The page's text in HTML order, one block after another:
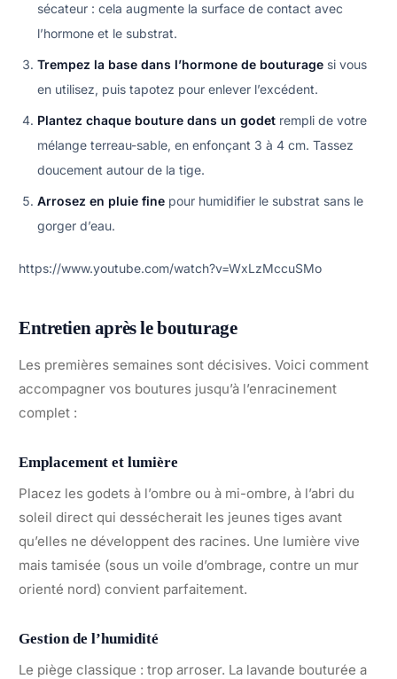
sécateur : cela augmente la surface de contact avec
l’hormone et le substrat.
Trempez la base dans l’hormone de bouturage si vous
en utilisez, puis tapotez pour enlever l’excédent.
Plantez chaque bouture dans un godet rempli de votre
mélange terreau-sable, en enfonçant 3 à 4 cm. Tassez
doucement autour de la tige.
Arrosez en pluie fine pour humidifier le substrat sans le
gorger d’eau.
https://www.youtube.com/watch?v=WxLzMccuSMo
Entretien après le bouturage
Les premières semaines sont décisives. Voici comment
accompagner vos boutures jusqu’à l’enracinement
complet :
Emplacement et lumière
Placez les godets à l’ombre ou à mi-ombre, à l’abri du
soleil direct qui dessécherait les jeunes tiges avant
qu’elles ne développent des racines. Une lumière vive
mais tamisée (sous un voile d’ombrage, contre un mur
orienté nord) convient parfaitement.
Gestion de l’humidité
Le piège classique : trop arroser. La lavande bouturée a